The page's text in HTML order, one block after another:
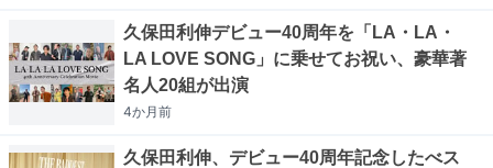
久保田利伸デビュー40周年を「LA・LA・
LA LOVE SONG」に乗せてお祝い、豪華著
名人20組が出演
4か月前
久保田利伸、デビュー40周年記念したべス